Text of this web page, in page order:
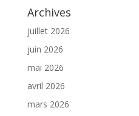
Archives
juillet 2026
juin 2026
mai 2026
avril 2026
mars 2026